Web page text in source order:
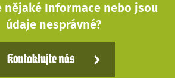
nějaké Informace nebo jsou
údaje nesprávné?
Kontaktujte nás